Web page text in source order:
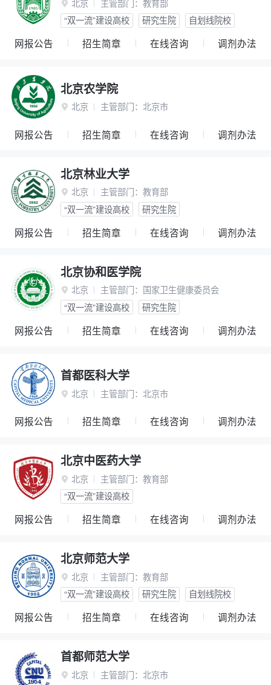
 北京 主管部门： 教育部
“双一流”建设高校
研究生院 自划线院校
网报公告 招生简章 在线咨询 调剂办法
北京农学院
 北京 主管部门： 北京市
网报公告 招生简章 在线咨询 调剂办法
北京林业大学
 北京 主管部门： 教育部
“双一流”建设高校
研究生院
网报公告 招生简章 在线咨询 调剂办法
北京协和医学院
 北京 主管部门： 国家卫生健康委员会
“双一流”建设高校
研究生院
网报公告 招生简章 在线咨询 调剂办法
首都医科大学
 北京 主管部门： 北京市
网报公告 招生简章 在线咨询 调剂办法
北京中医药大学
 北京 主管部门： 教育部
“双一流”建设高校
网报公告 招生简章 在线咨询 调剂办法
北京师范大学
 北京 主管部门： 教育部
“双一流”建设高校
研究生院 自划线院校
网报公告 招生简章 在线咨询 调剂办法
首都师范大学
 北京 主管部门： 北京市